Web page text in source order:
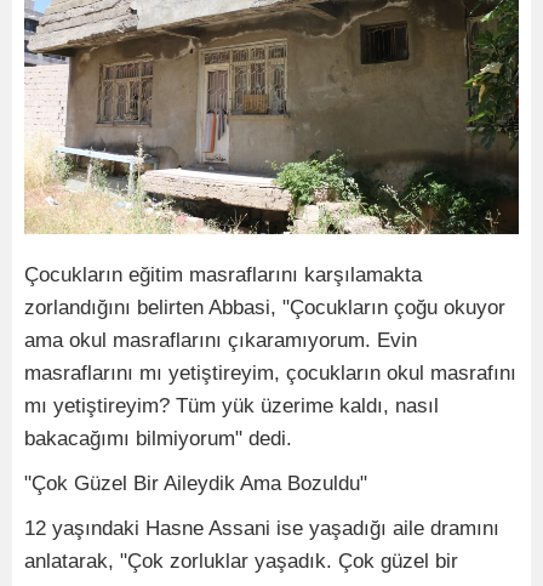
Çocukların eğitim masraflarını karşılamakta
zorlandığını belirten Abbasi, "Çocukların çoğu okuyor
ama okul masraflarını çıkaramıyorum. Evin
masraflarını mı yetiştireyim, çocukların okul masrafını
mı yetiştireyim? Tüm yük üzerime kaldı, nasıl
bakacağımı bilmiyorum" dedi.
"Çok Güzel Bir Aileydik Ama Bozuldu"
12 yaşındaki Hasne Assani ise yaşadığı aile dramını
anlatarak, "Çok zorluklar yaşadık. Çok güzel bir